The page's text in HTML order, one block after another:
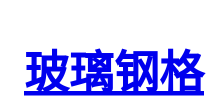
玻璃钢格